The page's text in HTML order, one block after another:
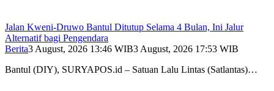
Jalan Kweni-Druwo Bantul Ditutup Selama 4 Bulan, Ini Jalur
Alternatif bagi Pengendara
Berita3 August, 2026 13:46 WIB3 August, 2026 17:53 WIB
Bantul (DIY), SURYAPOS.id – Satuan Lalu Lintas (Satlantas)…